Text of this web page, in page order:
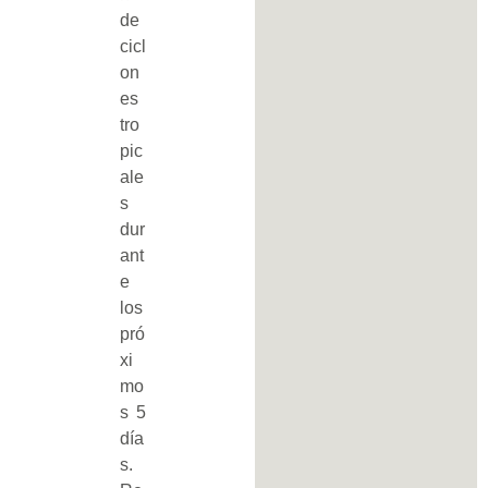
de
cicl
on
es
tro
pic
ale
s
dur
ant
e
los
pró
xi
mo
s 5
día
s.